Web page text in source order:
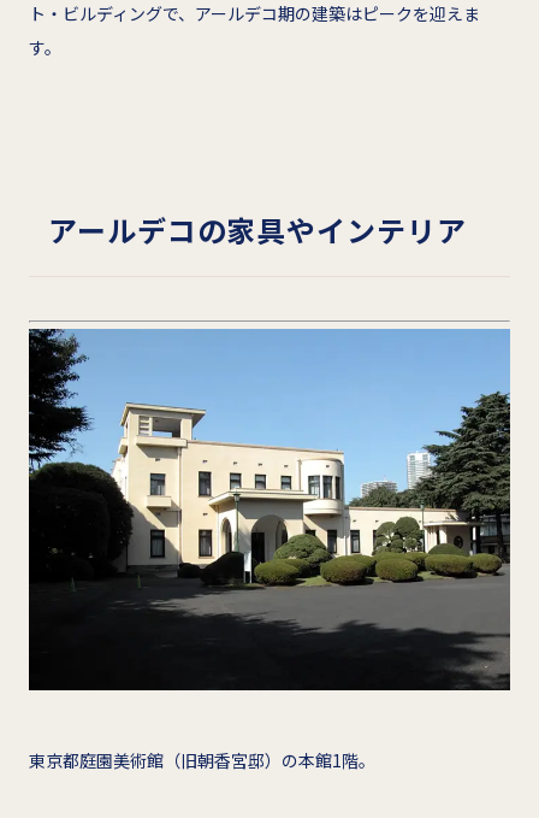
ト・ビルディングで、アールデコ期の建築はピークを迎えま
す。
アールデコの家具やインテリア
東京都庭園美術館（旧朝香宮邸）の本館1階。